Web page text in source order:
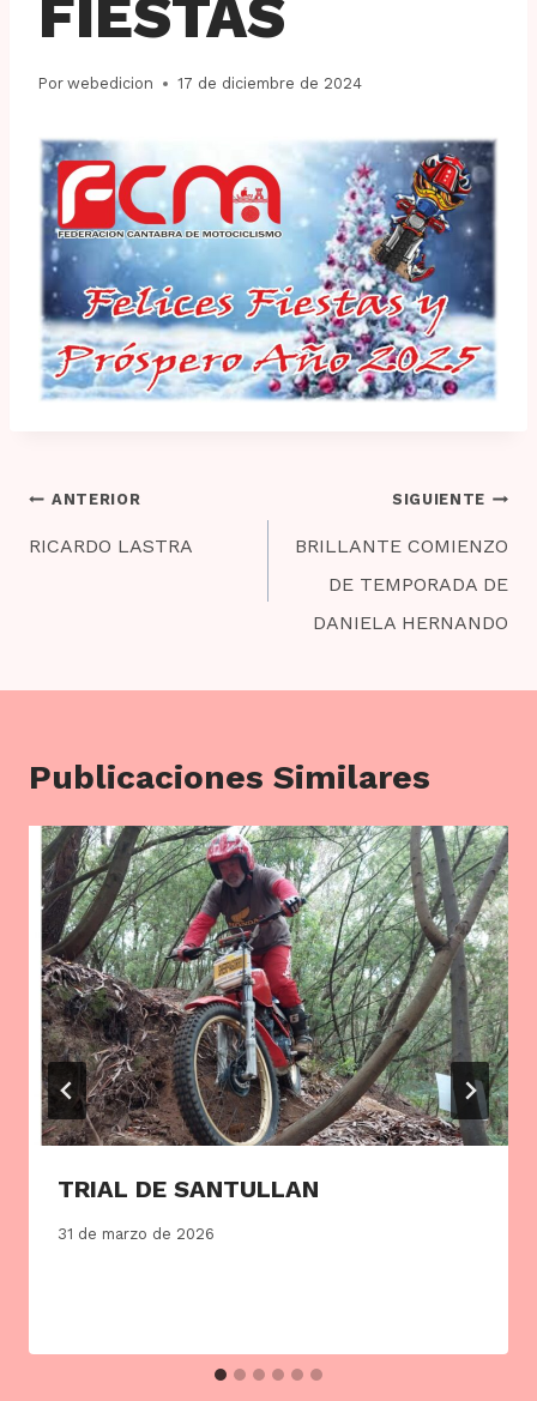
FIESTAS
Por webedicion 17 de diciembre de 2024
Navegación
de
ANTERIOR
RICARDO LASTRA
SIGUIENTE
BRILLANTE COMIENZO
DE TEMPORADA DE
DANIELA HERNANDO
Publicaciones Similares
TRIAL DE SANTULLAN
31 de marzo de 2026